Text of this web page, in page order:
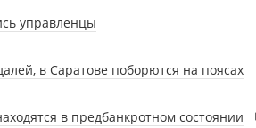
управленцы
в Саратове поборются на поясах
в предбанкротном состоянии